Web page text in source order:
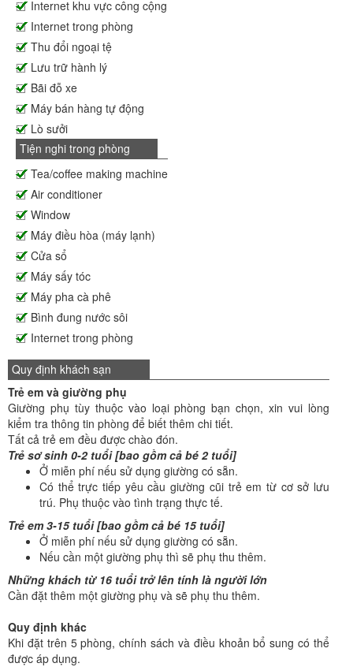
Internet khu vực công cộng
Internet trong phòng
Thu đổi ngoại tệ
Lưu trữ hành lý
Bãi đỗ xe
Máy bán hàng tự động
Lò sưởi
Tiện nghi trong phòng
Tea/coffee making machine
Air conditioner
Window
Máy điều hòa (máy lạnh)
Cửa sổ
Máy sấy tóc
Máy pha cà phê
Bình đung nước sôi
Internet trong phòng
Quy định khách sạn
Trẻ em và giường phụ
Giường phụ tùy thuộc vào loại phòng bạn chọn, xin vui lòng
kiểm tra thông tin phòng để biết thêm chi tiết.
Tất cả trẻ em đều được chào đón.
Trẻ sơ sinh 0-2 tuổi [bao gồm cả bé 2 tuổi]
Ở miễn phí nếu sử dụng giường có sẵn.
Có thể trực tiếp yêu cầu giường cũi trẻ em từ cơ sở lưu
trú. Phụ thuộc vào tình trạng thực tế.
Trẻ em 3-15 tuổi [bao gồm cả bé 15 tuổi]
Ở miễn phí nếu sử dụng giường có sẵn.
Nếu cần một giường phụ thì sẽ phụ thu thêm.
Những khách từ 16 tuổi trở lên tính là người lớn
Cần đặt thêm một giường phụ và sẽ phụ thu thêm.
Quy định khác
Khi đặt trên 5 phòng, chính sách và điều khoản bổ sung có thể
được áp dụng.